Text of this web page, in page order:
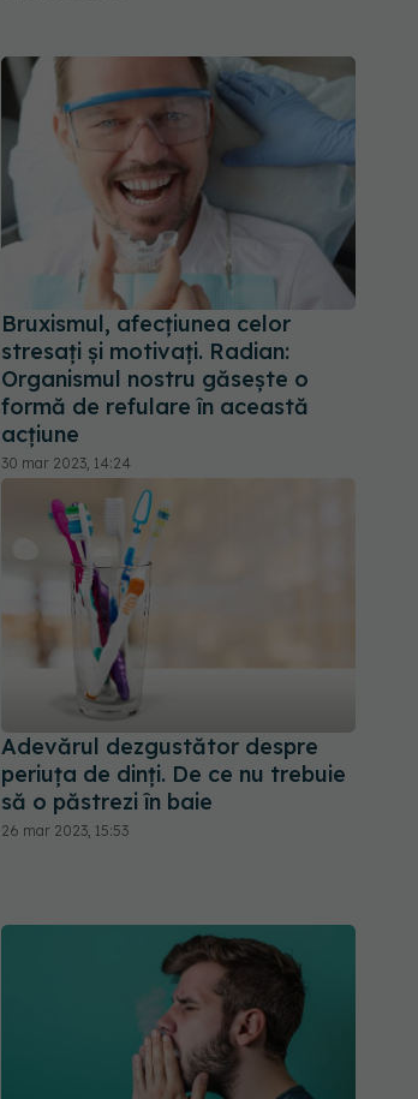
Bruxismul, afecțiunea celor
stresați și motivați. Radian:
Organismul nostru găsește o
formă de refulare în această
acțiune
30 mar 2023, 14:24
Adevărul dezgustător despre
periuța de dinți. De ce nu trebuie
să o păstrezi în baie
26 mar 2023, 15:53